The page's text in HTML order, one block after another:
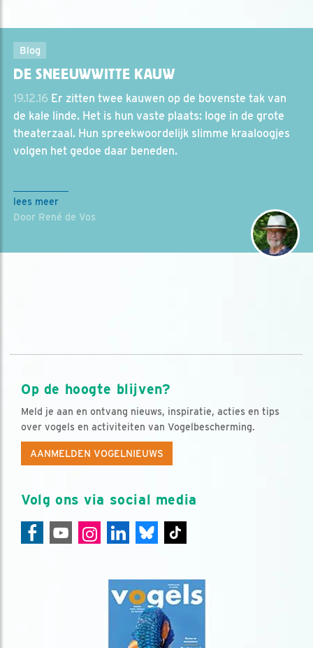
Blog
DE SNEEUWWITTE KAUW
19.12.16 Er zitten twee kauwen op de bovenste tak van
de kale linde. Het is hun vaste plaats: loge in de grote
theaterzaal. Hun spreekwoordelijk slimme kraaloogjes
volgen het gedoe daar beneden.
lees meer
Door René de Vos
Op de hoogte blijven?
Meld je aan en ontvang nieuws, inspiratie, acties en tips
over vogels en activiteiten van Vogelbescherming.
AANMELDEN VOGELNIEUWS
Volg ons via social media